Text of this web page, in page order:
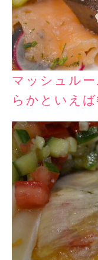
マッシュル
らかといえば